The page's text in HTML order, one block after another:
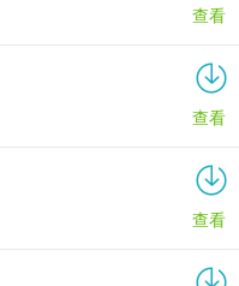
查看
查看
查看